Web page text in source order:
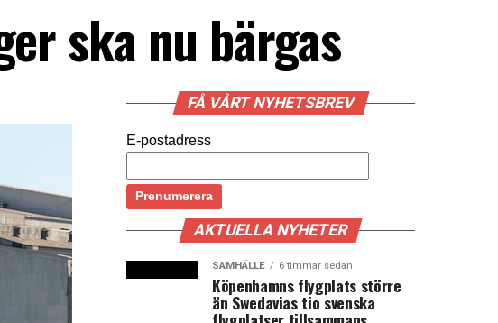
ska nu bärgas
FÅ VÅRT NYHETSBREV
E-postadress
AKTUELLA NYHETER
SAMHÄLLE 6 timmar sedan
Köpenhamns flygplats större
än Swedavias tio svenska